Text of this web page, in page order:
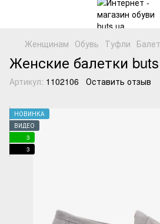
Женщинам Обувь Туфли
Женские балетки
Артикул: 1102106 Оставить отзыв
НОВИНКА
ВИДЕО
3
3